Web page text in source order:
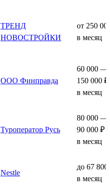
ТРЕНД
НОВОСТРОЙКИ
от 250
в месяц
ООО Финправда
60 000 —
150 000 ₽
в месяц
Туроператор Русь
80 000 —
90 000 ₽
в месяц
Nestle
до 67 800
в месяц